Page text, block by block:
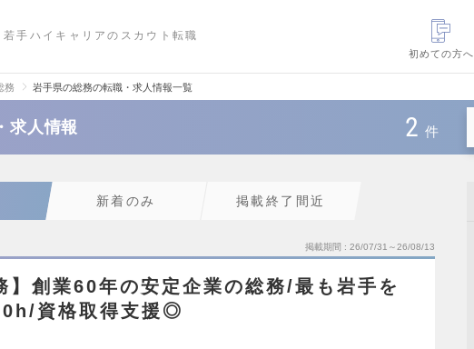
若手ハイキャリアのスカウト転職
初めての方へ
務 岩手県の総務の転職・求人情報一覧
求人情報 2 件
新着のみ 掲載終了間近
掲載期間 26/07/31～26/08/13
】創業60年の安定企業の総務/最も岩手を
資格取得支援◎